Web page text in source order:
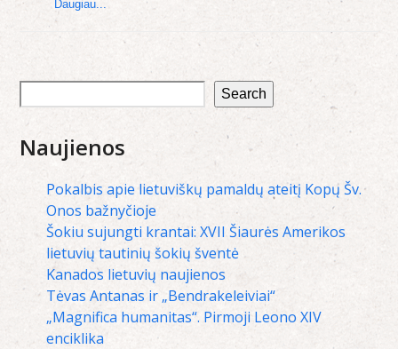
Daugiau...
Search
Naujienos
Pokalbis apie lietuviškų pamaldų ateitį Kopų Šv.
Onos bažnyčioje
Šokiu sujungti krantai: XVII Šiaurės Amerikos
lietuvių tautinių šokių šventė
Kanados lietuvių naujienos
Tėvas Antanas ir „Bendrakeleiviai“
„Magnifica humanitas“. Pirmoji Leono XIV
enciklika